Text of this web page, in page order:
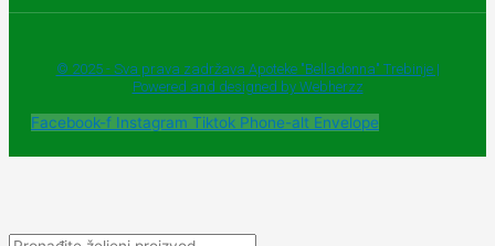
© 2025 - Sva prava zadržava Apoteke "Belladonna" Trebinje |
Powered and designed by Webherzz
Facebook-f Instagram Tiktok Phone-alt Envelope